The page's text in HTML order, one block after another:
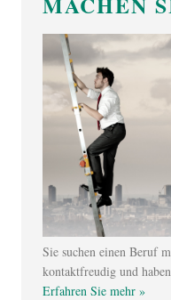
Sie suchen einen Beruf
kontaktfreudig und
Erfahren Sie mehr »